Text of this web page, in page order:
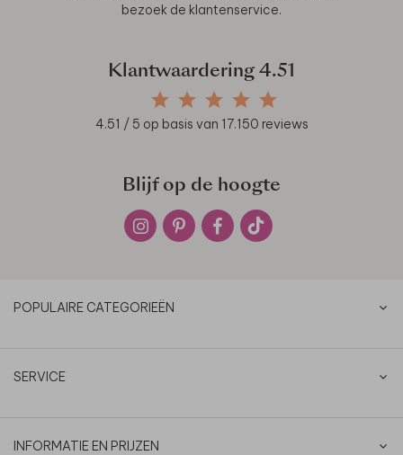
bezoek de klantenservice.
Klantwaardering 4.51
4.51 / 5 op basis van 17.150 reviews
Blijf op de hoogte
POPULAIRE CATEGORIEËN
SERVICE
INFORMATIE EN PRIJZEN